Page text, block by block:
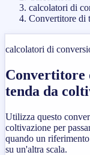
calcolatori di
Convertitore di
calcolatori di
Convertitore
tenda da
Utilizza questo
coltivazione per
quando un
su un'altra scala.